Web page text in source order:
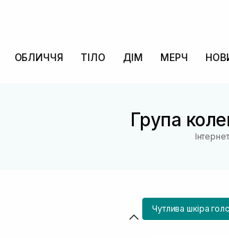
ОБЛИЧЧЯ ТІЛО ДІМ МЕРЧ
Група
Чутлива шкіра